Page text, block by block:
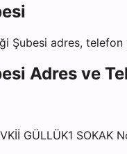
Şubesi adres,
Adres ve
GÜLLÜK1 SOKAK